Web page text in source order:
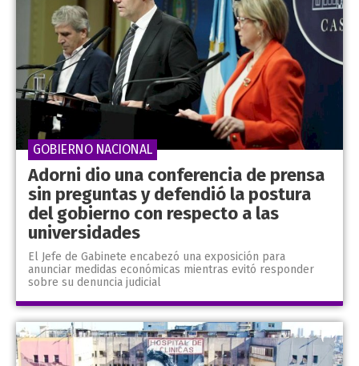
Adorni dio una conferencia de prensa
sin preguntas y defendió la postura
del gobierno con respecto a las
universidades
El Jefe de Gabinete encabezó una exposición para
anunciar medidas económicas mientras evitó responder
sobre su denuncia judicial
GOBIERNO NACIONAL